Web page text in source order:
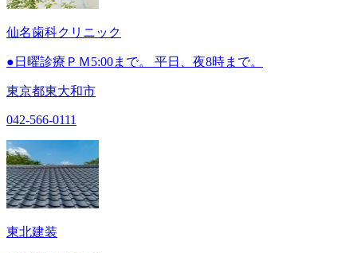
仙名歯科クリニック
●日曜診療ＰＭ5:00まで。 平日、夜8時まで。
東京都東大和市
042-566-0111
東北建装